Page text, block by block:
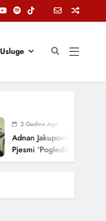
Usluge
2 Godine Ago
Adnan Jakupović Donosi
Pjesmi ‘Pogledaj Me’